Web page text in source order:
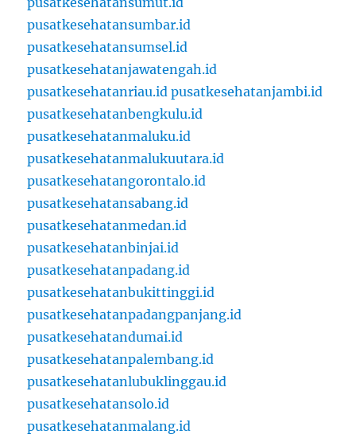
pusatkesehatansumbar.id
pusatkesehatansumsel.id
pusatkesehatanjawatengah.id
pusatkesehatanriau.id pusatkesehatanjambi.id
pusatkesehatanbengkulu.id
pusatkesehatanmaluku.id
pusatkesehatanmalukuutara.id
pusatkesehatangorontalo.id
pusatkesehatansabang.id
pusatkesehatanmedan.id
pusatkesehatanbinjai.id
pusatkesehatanpadang.id
pusatkesehatanbukittinggi.id
pusatkesehatanpadangpanjang.id
pusatkesehatandumai.id
pusatkesehatanpalembang.id
pusatkesehatanlubuklinggau.id
pusatkesehatansolo.id
pusatkesehatanmalang.id